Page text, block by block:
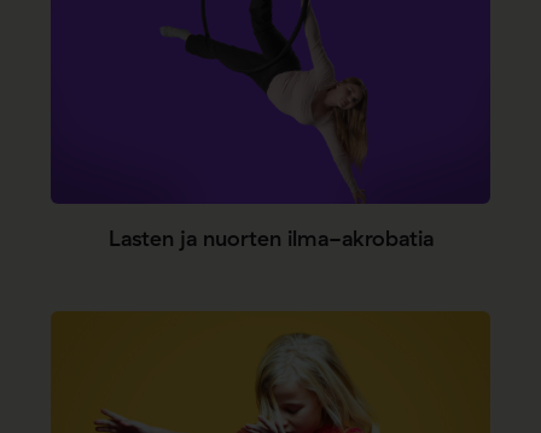
Lasten ja nuorten ilma-akrobatia